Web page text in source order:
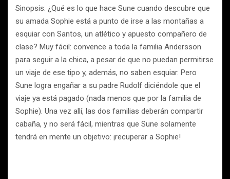
Sinopsis: ¿Qué es lo que hace Sune cuando descubre que
su amada Sophie está a punto de irse a las montañas a
esquiar con Santos, un atlético y apuesto compañero de
clase? Muy fácil: convence a toda la familia Andersson
para seguir a la chica, a pesar de que no puedan permitirse
un viaje de ese tipo y, además, no saben esquiar. Pero
Sune logra engañar a su padre Rudolf diciéndole que el
viaje ya está pagado (nada menos que por la familia de
Sophie). Una vez allí, las dos familias deberán compartir
cabaña, y no será fácil, mientras que Sune solamente
tendrá en mente un objetivo: ¡recuperar a Sophie!